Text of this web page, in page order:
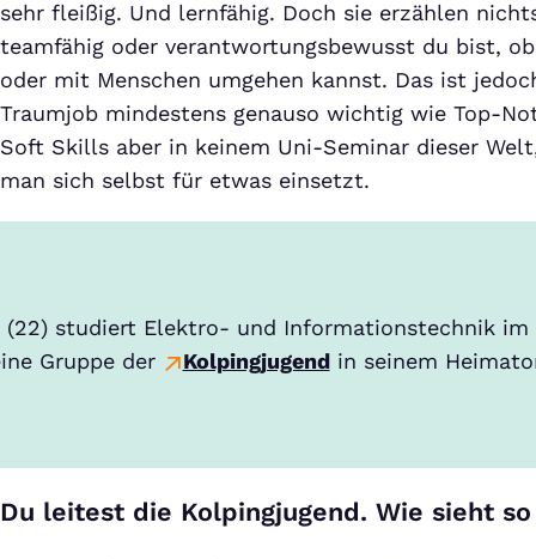
sehr fleißig. Und lernfähig. Doch sie erzählen
teamfähig oder verantwortungsbewusst du bist,
oder mit Menschen umgehen kannst. Das ist
Traumjob mindestens genauso wichtig wie Top-
Soft Skills aber in keinem Uni-Seminar dieser
man sich selbst für etwas einsetzt.
(22) studiert Elektro- und Informationstechnik im
Gruppe der
Kolpingjugendin seinem
Du leitest die Kolpingjugend. Wie sieht so